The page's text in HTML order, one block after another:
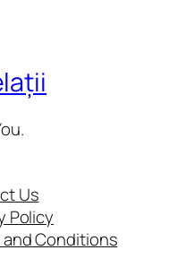
Us
Policy
and Conditions